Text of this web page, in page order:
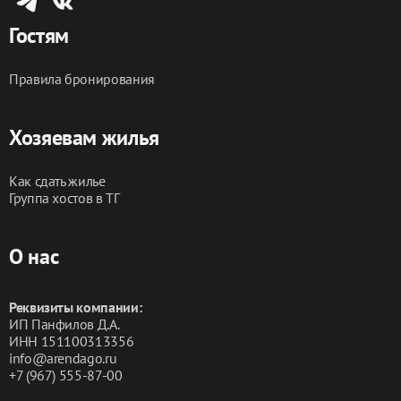
Гостям
Правила бронирования
Хозяевам жилья
Как сдать жилье
Группа хостов в ТГ
О нас
Реквизиты компании:
ИП Панфилов Д.А.
ИНН 151100313356
info@arendago.ru
+7 (967) 555-87-00